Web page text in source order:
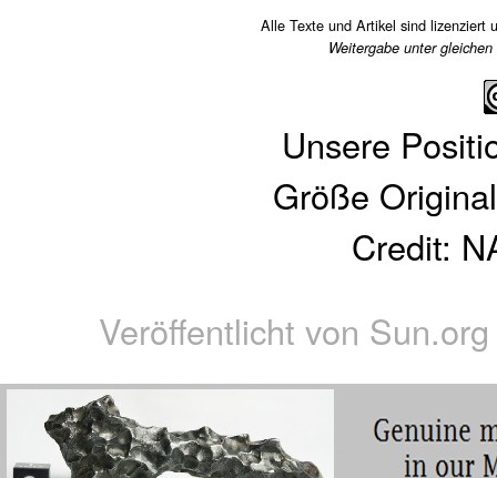
Alle Texte und Artikel sind lizenziert
Weitergabe unter
Unsere
Größe
Credit:
Veröffentlicht von Sun.org